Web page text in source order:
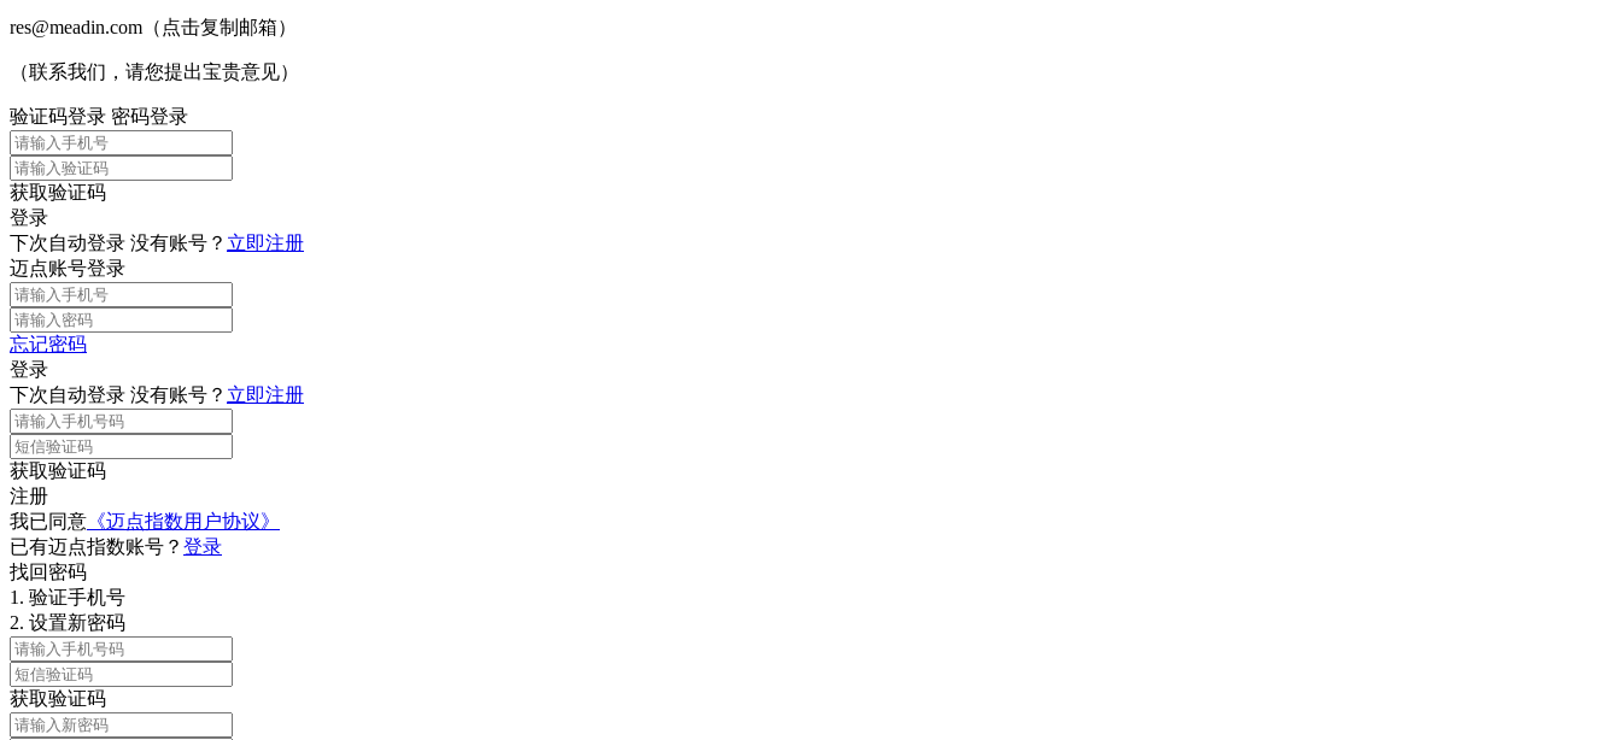
res@meadin.com （点击复制邮箱）
（联系我们，请您提出宝贵意见）
验证码登录 密码登录
获取验证码
登录
下次自动登录 没有账号？ 立即注册
迈点账号登录
忘记密码
登录
下次自动登录 没有账号？ 立即注册
获取验证码
注册
我已同意 《迈点指数用户协议》
已有迈点指数账号？ 登录
找回密码
1. 验证手机号
2. 设置新密码
获取验证码